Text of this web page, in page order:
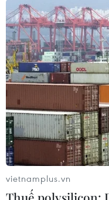
#Vật liệu y sinh PEEK
#Bệnh viện đa khoa
#In 3D
vietnamplus.vn